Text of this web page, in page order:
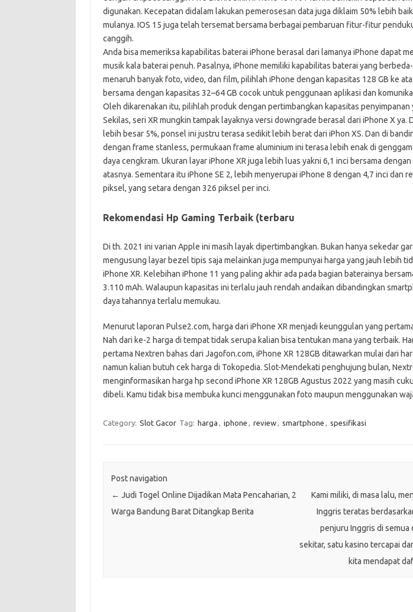
digunakan. Kecepatan didalam lakukan pemerosesan data juga diklaim 50% lebih
mulanya. IOS 15 juga telah tersemat bersama berbagai pembaruan fitur-fitur
canggih.
Anda bisa memeriksa kapabilitas baterai iPhone berasal dari lamanya iPhone dapat
musik kala baterai penuh. Pasalnya, iPhone memiliki kapabilitas baterai yang
menaruh banyak foto, video, dan film, pilihlah iPhone dengan kapasitas 128 GB ke
bersama dengan kapasitas 32–64 GB cocok untuk penggunaan aplikasi dan
Oleh dikarenakan itu, pilihlah produk dengan pertimbangkan kapasitas penyimpanan
Sekilas, seri XR mungkin tampak layaknya versi downgrade berasal dari iPhone X ya.
lebih besar 5%, ponsel ini justru terasa sedikit lebih berat dari iPhon XS. Dan di
dengan frame stanless, permukaan frame aluminium ini terasa lebih enak di
daya cengkram. Ukuran layar iPhone XR juga lebih luas yakni 6,1 inci bersama
atasnya. Sementara itu iPhone SE 2, lebih menyerupai iPhone 8 dengan 4,7 inci dan
piksel, yang setara dengan 326 piksel per inci.
Rekomendasi Hp Gaming Terbaik (terbaru
Di th. 2021 ini varian Apple ini masih layak dipertimbangkan. Bukan hanya sekedar
mengusung layar bezel tipis saja melainkan juga mempunyai harga yang jauh lebih
iPhone XR. Kelebihan iPhone 11 yang paling akhir ada pada bagian baterainya
3.110 mAh. Walaupun kapasitas ini terlalu jauh rendah andaikan dibandingkan
daya tahannya terlalu memukau.
Menurut laporan Pulse2.com, harga dari iPhone XR menjadi keunggulan yang
Nah dari ke-2 harga di tempat tidak serupa kalian bisa tentukan mana yang terbaik.
pertama Nextren bahas dari Jagofon.com, iPhone XR 128GB ditawarkan mulai dari
namun kalian butuh cek harga di Tokopedia. Slot-Mendekati penghujung bulan,
menginformasikan harga hp second iPhone XR 128GB Agustus 2022 yang masih
dibeli. Kamu tidak bisa membuka kunci menggunakan foto maupun menggunakan
Category: Slot Gacor Tag: harga iphone review smartphone spesifikasi
Post navigation
← Judi Togel Online Dijadikan Mata Pencaharian, 2
Warga Bandung Barat Ditangkap Berita
Kami miliki, di masa lalu,
Inggris teratas
penjuru Inggris di semua
sekitar, satu kasino tercapai
kita mendapat